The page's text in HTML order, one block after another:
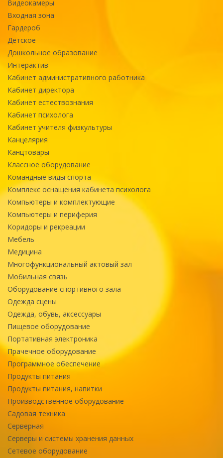
Видеокамеры
Входная зона
Гардероб
Детское
Дошкольное образование
Интерактив
Кабинет административного работника
Кабинет директора
Кабинет естествознания
Кабинет психолога
Кабинет учителя физкультуры
Канцелярия
Канцтовары
Классное оборудование
Командные виды спорта
Комплекс оснащения кабинета психолога
Компьютеры и комплектующие
Компьютеры и периферия
Коридоры и рекреации
Мебель
Медицина
Многофункциональный актовый зал
Мобильная связь
Оборудование спортивного зала
Одежда сцены
Одежда, обувь, аксессуары
Пищевое оборудование
Портативная электроника
Прачечное оборудование
Программное обеспечение
Продукты питания
Продукты питания, напитки
Производственное оборудование
Садовая техника
Серверная
Серверы и системы хранения данных
Сетевое оборудование